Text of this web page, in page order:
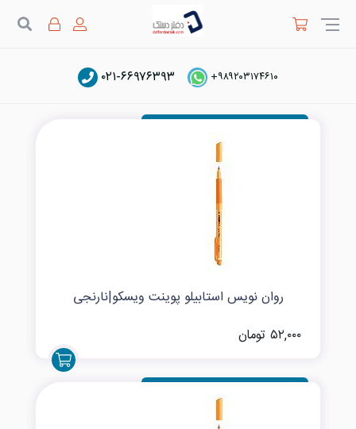
+۹۸۹۲۰۳۱۷۴۶۱۰ ۰۲۱-۶۶۹۷۶۳۹۳
خودکار و روان نویس فانتزی
روان نویس استابیلو پوینت ویسکو|نارنجی
۵۲,۰۰۰ تومان